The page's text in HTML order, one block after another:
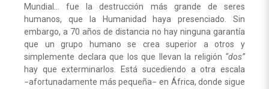
Mundial… fue la destrucción más grande de seres
humanos, que la Humanidad haya presenciado. Sin
embargo, a 70 años de distancia no hay ninguna garantía
que un grupo humano se crea superior a otros y
simplemente declara que los que llevan la religión “dos”
hay que exterminarlos. Está sucediendo a otra escala
−afortunadamente más pequeña− en África, donde sigue